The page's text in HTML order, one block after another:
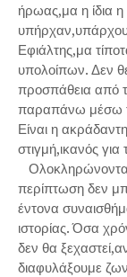
ήρωας,μα η ίδια
Εφιάλτης,μα
υπολοίπων. Δεν
προσπάθεια από
παραπάνω μέσω
Είναι η
στιγμή,ικανός για
περίπτωση δεν
έντονα
ιστορίας. Όσα
δεν θα
διαφυλάξουμε